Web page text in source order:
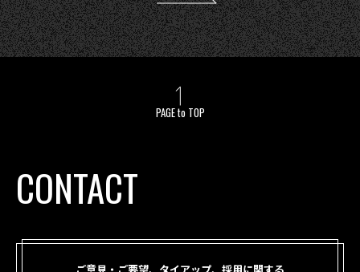
PAGE to TOP
CONTACT